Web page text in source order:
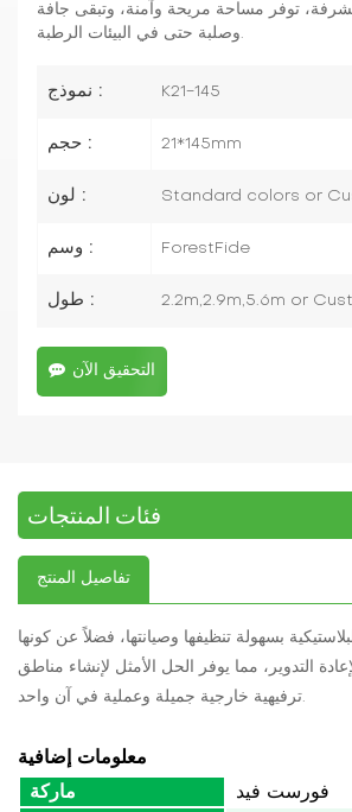
توفر مساحة مريحة وآمنة، وتبقى جافة
وصلبة حتى في البيئات الرطبة.
نموذج : K21-145
حجم : 21*145mm
لون : Standard colors or
وسم : ForestFide
طول : 2.2m,2.9m,5.6m or
التحقيق الآن
فئات المنتجات
تفاصيل المنتج
بسهولة تنظيفها وصيانتها، فضلاً عن كونها
التدوير، مما يوفر الحل الأمثل لإنشاء مناطق
معلومات إضافية
ماركة
فورست فيد